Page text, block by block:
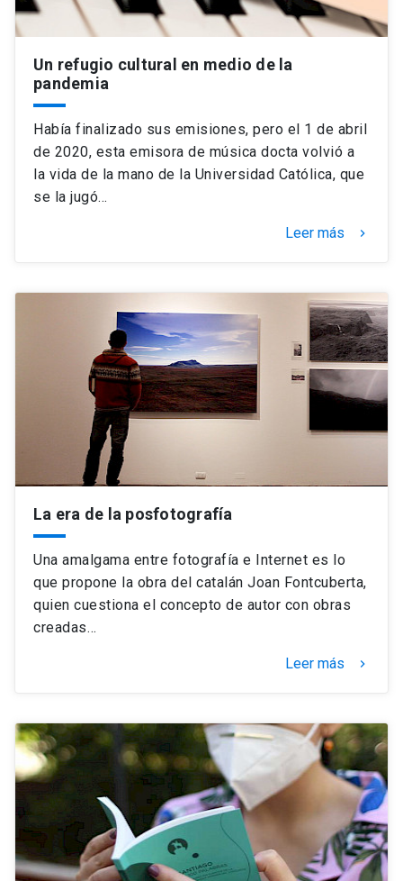
Un refugio cultural en medio de la
pandemia
Había finalizado sus emisiones, pero el 1 de abril
de 2020, esta emisora de música docta volvió a
la vida de la mano de la Universidad Católica, que
se la jugó…
Leer más keyboard_arrow_right
La era de la posfotografía
Una amalgama entre fotografía e Internet es lo
que propone la obra del catalán Joan Fontcuberta,
quien cuestiona el concepto de autor con obras
creadas…
Leer más keyboard_arrow_right